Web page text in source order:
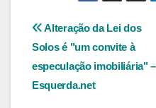
Navegação
de
Post
Alteração da Lei dos
Solos é "um convite à
especulação imobiliária" –
Esquerda.net